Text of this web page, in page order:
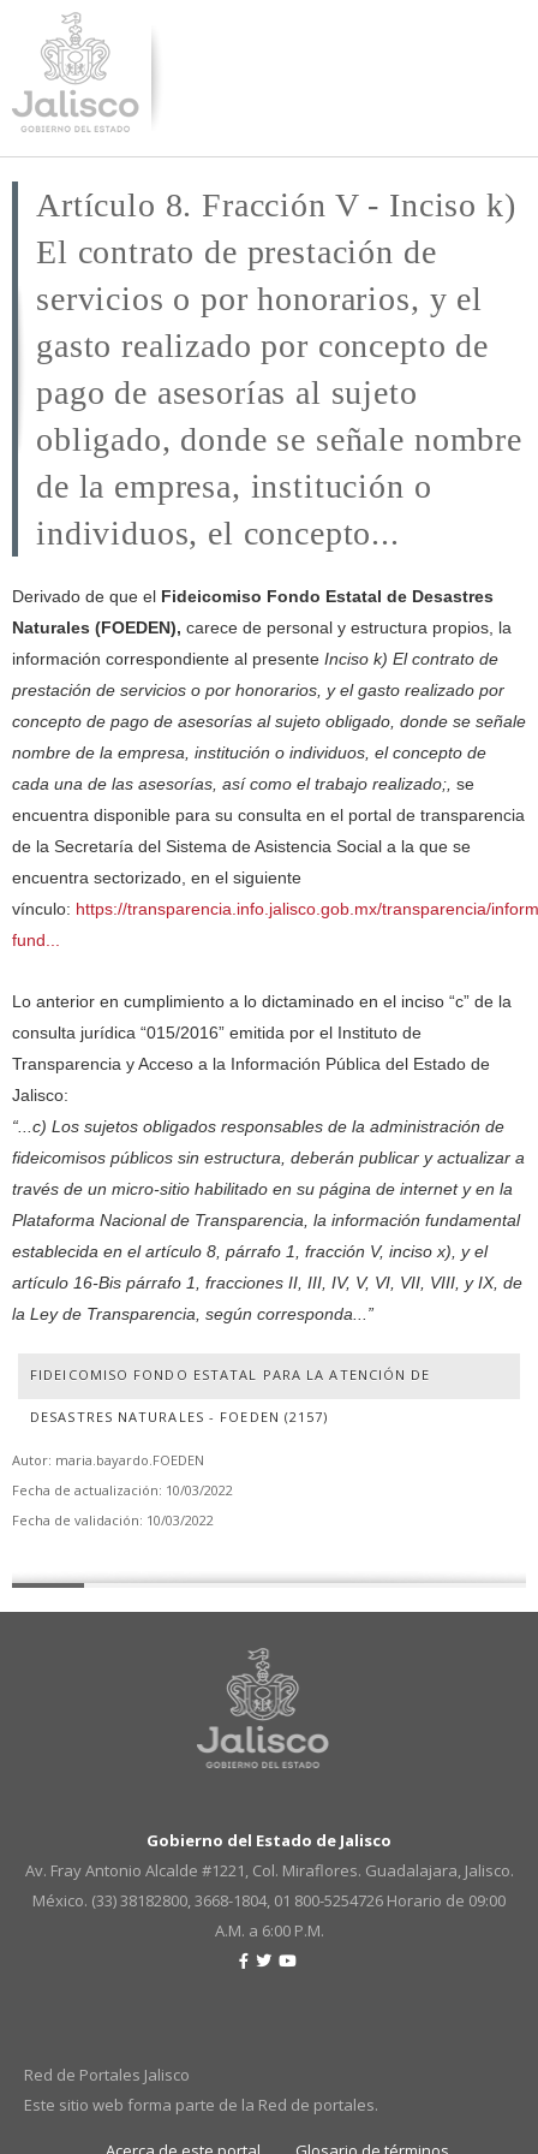
Artículo 8. Fracción V - Inciso k)
El contrato de prestación de
servicios o por honorarios, y el
gasto realizado por concepto de
pago de asesorías al sujeto
obligado, donde se señale nombre
de la empresa, institución o
individuos, el concepto...
Derivado de que el Fideicomiso Fondo Estatal de Desastres
Naturales (FOEDEN), carece de personal y estructura propios, la
información correspondiente al presente Inciso k) El contrato de
prestación de servicios o por honorarios, y el gasto realizado por
concepto de pago de asesorías al sujeto obligado, donde se señale
nombre de la empresa, institución o individuos, el concepto de
cada una de las asesorías, así como el trabajo realizado; se
encuentra disponible para su consulta en el portal de transparencia
de la Secretaría del Sistema de Asistencia Social a la que se
encuentra sectorizado, en el siguiente
vínculo: https://transparencia.info.jalisco.gob.mx/transparencia/
fund...
Lo anterior en cumplimiento a lo dictaminado en el inciso “c” de la
consulta jurídica “015/2016” emitida por el Instituto de
Transparencia y Acceso a la Información Pública del Estado de
Jalisco:
“...c) Los sujetos obligados responsables de la administración de
fideicomisos públicos sin estructura, deberán publicar y actualizar a
través de un micro-sitio habilitado en su página de internet y en la
Plataforma Nacional de Transparencia, la información fundamental
establecida en el artículo 8, párrafo 1, fracción V, inciso x), y el
artículo 16-Bis párrafo 1, fracciones II, III, IV, V, VI, VII, VIII, y IX, de
la Ley de Transparencia, según corresponda...”
FIDEICOMISO FONDO ESTATAL PARA LA ATENCIÓN DE
DESASTRES NATURALES - FOEDEN (2157)
Autor: maria.bayardo.FOEDEN
Fecha de actualización: 10/03/2022
Fecha de validación: 10/03/2022
Gobierno del Estado de Jalisco
Av. Fray Antonio Alcalde #1221, Col. Miraflores. Guadalajara, Jalisco.
México. (33) 38182800, 3668-1804, 01 800-5254726 Horario de 09:00
A.M. a 6:00 P.M.
Red de Portales Jalisco
Este sitio web forma parte de la Red de portales.